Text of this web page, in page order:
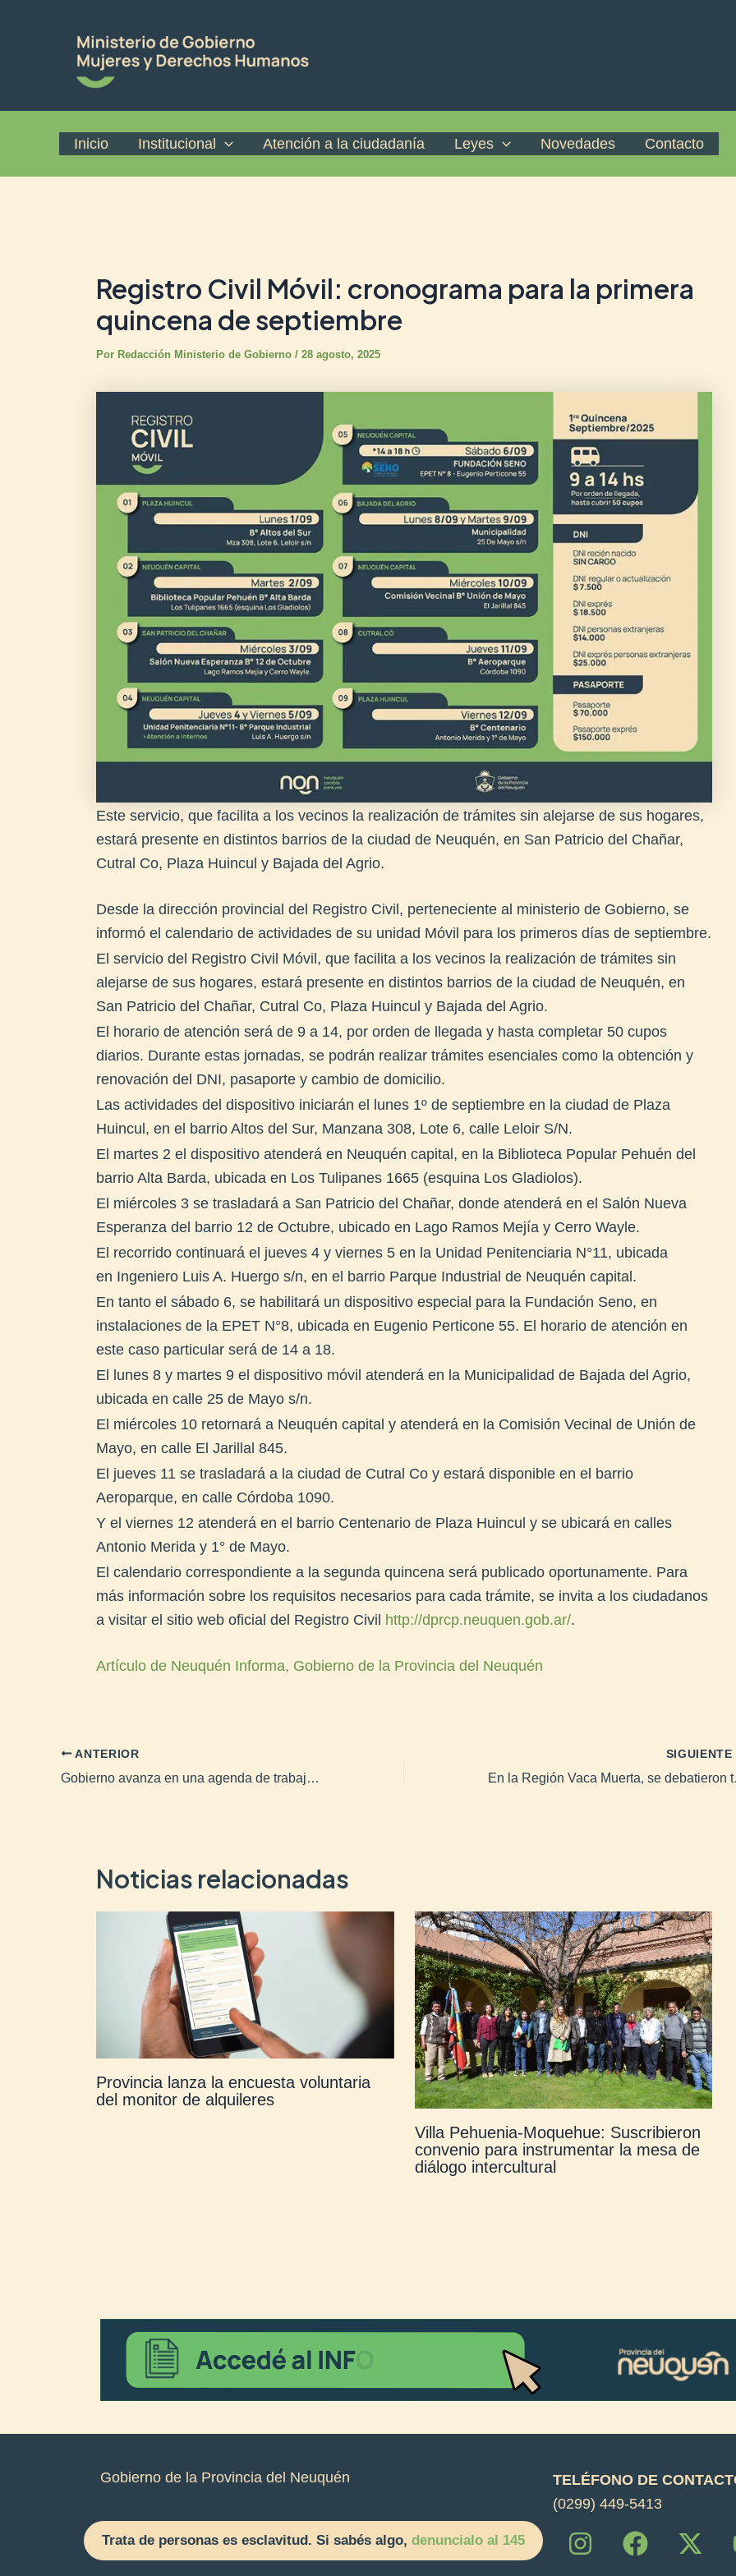
Inicio Institucional Atención a la ciudadanía Leyes Novedades Contacto
Registro Civil Móvil: cronograma para la primera
quincena de septiembre
Por Redacción Ministerio de Gobierno / 28 agosto, 2025
Este servicio, que facilita a los vecinos la realización de trámites sin alejarse de sus hogares,
estará presente en distintos barrios de la ciudad de Neuquén, en San Patricio del Chañar,
Cutral Co, Plaza Huincul y Bajada del Agrio.
Desde la dirección provincial del Registro Civil, perteneciente al ministerio de Gobierno, se
informó el calendario de actividades de su unidad Móvil para los primeros días de septiembre.
El servicio del Registro Civil Móvil, que facilita a los vecinos la realización de trámites sin
alejarse de sus hogares, estará presente en distintos barrios de la ciudad de Neuquén, en
San Patricio del Chañar, Cutral Co, Plaza Huincul y Bajada del Agrio.
El horario de atención será de 9 a 14, por orden de llegada y hasta completar 50 cupos
diarios. Durante estas jornadas, se podrán realizar trámites esenciales como la obtención y
renovación del DNI, pasaporte y cambio de domicilio.
Las actividades del dispositivo iniciarán el lunes 1º de septiembre en la ciudad de Plaza
Huincul, en el barrio Altos del Sur, Manzana 308, Lote 6, calle Leloir S/N.
El martes 2 el dispositivo atenderá en Neuquén capital, en la Biblioteca Popular Pehuén del
barrio Alta Barda, ubicada en Los Tulipanes 1665 (esquina Los Gladiolos).
El miércoles 3 se trasladará a San Patricio del Chañar, donde atenderá en el Salón Nueva
Esperanza del barrio 12 de Octubre, ubicado en Lago Ramos Mejía y Cerro Wayle.
El recorrido continuará el jueves 4 y viernes 5 en la Unidad Penitenciaria N°11, ubicada
en Ingeniero Luis A. Huergo s/n, en el barrio Parque Industrial de Neuquén capital.
En tanto el sábado 6, se habilitará un dispositivo especial para la Fundación Seno, en
instalaciones de la EPET N°8, ubicada en Eugenio Perticone 55. El horario de atención en
este caso particular será de 14 a 18.
El lunes 8 y martes 9 el dispositivo móvil atenderá en la Municipalidad de Bajada del Agrio,
ubicada en calle 25 de Mayo s/n.
El miércoles 10 retornará a Neuquén capital y atenderá en la Comisión Vecinal de Unión de
Mayo, en calle El Jarillal 845.
El jueves 11 se trasladará a la ciudad de Cutral Co y estará disponible en el barrio
Aeroparque, en calle Córdoba 1090.
Y el viernes 12 atenderá en el barrio Centenario de Plaza Huincul y se ubicará en calles
Antonio Merida y 1° de Mayo.
El calendario correspondiente a la segunda quincena será publicado oportunamente. Para
más información sobre los requisitos necesarios para cada trámite, se invita a los ciudadanos
a visitar el sitio web oficial del Registro Civil http://dprcp.neuquen.gob.ar/.
Artículo de Neuquén Informa, Gobierno de la Provincia del Neuquén
navigation
ANTERIOR
Gobierno avanza en una agenda de trabajo con la comunidad Gelay Ko
SIGUIENTE
En la
Noticias relacionadas
Provincia lanza la encuesta voluntaria
del monitor de alquileres
Villa Pehuenia-Moquehue: Suscribieron
convenio para instrumentar la mesa de
diálogo intercultural
Gobierno de la Provincia del Neuquén
Trata de personas es esclavitud. Si sabés algo, denuncialo al 145
TELÉFONO DE
(0299) 449-5413
I
n
F
a
X
-